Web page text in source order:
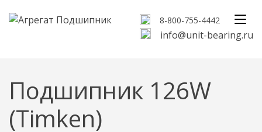
8-800-755-4442
info@unit-bearing.ru
Подшипник 126W
(Timken)